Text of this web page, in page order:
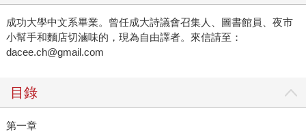
成功大學中文系畢業。曾任成大詩議會召集人、圖書館員、夜市
小幫手和麵店切滷味的，現為自由譯者。來信請至：
dacee.ch@gmail.com
目錄
第一章